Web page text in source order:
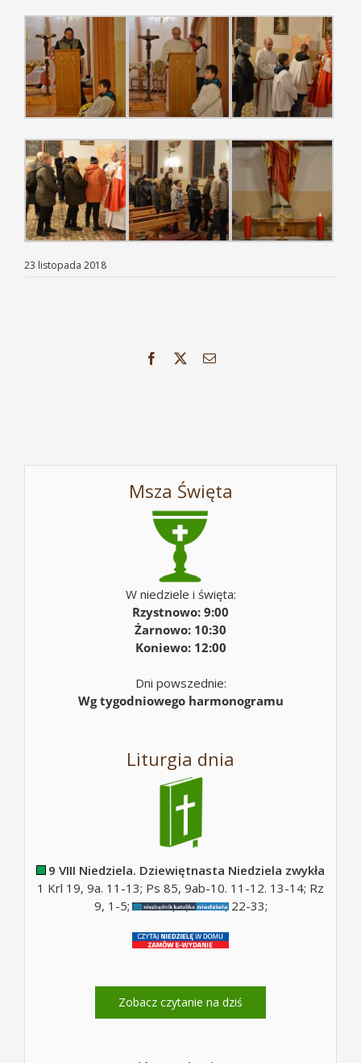
23 listopada 2018
Facebook Email
Msza Święta
W niedziele i święta:
Rzystnowo: 9:00
Żarnowo: 10:30
Koniewo: 12:00
Dni powszednie:
Wg tygodniowego harmonogramu
Liturgia dnia
9 VIII Niedziela. Dziewiętnasta Niedziela zwykła
1 Krl 19, 9a. 11-13; Ps 85, 9ab-10. 11-12. 13-14; Rz
9, 1-5; Ps 130, 5; Mt 14, 22-33;
Zobacz czytanie na dziś